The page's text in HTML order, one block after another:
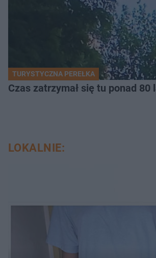
TURYSTYCZNA PEREŁKA
Czas zatrzymał się tu ponad
LOKALNIE: